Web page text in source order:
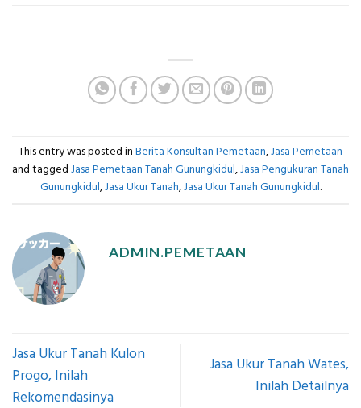
This entry was posted in Berita Konsultan Pemetaan,Jasa Pemetaan
and tagged Jasa Pemetaan Tanah Gunungkidul,Jasa Pengukuran Tanah
Gunungkidul,Jasa Ukur Tanah,Jasa Ukur Tanah Gunungkidul.
ADMIN.PEMETAAN
Jasa Ukur Tanah Kulon
Progo, Inilah
Rekomendasinya
Jasa Ukur Tanah Wates,
Inilah Detailnya